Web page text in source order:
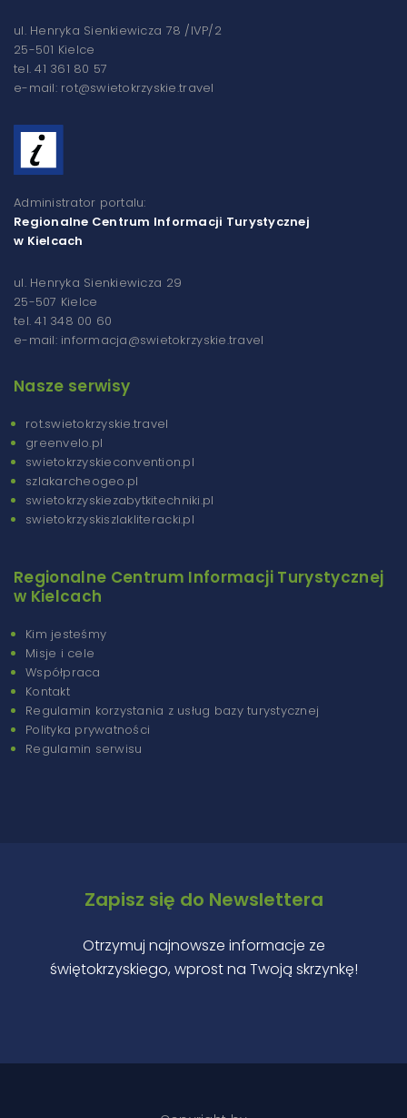
ul. Henryka Sienkiewicza 78 /IVP/2
25-501 Kielce
tel. 41 361 80 57
e-mail: rot@swietokrzyskie.travel
Administrator portalu:
Regionalne Centrum Informacji Turystycznej
w Kielcach
ul. Henryka Sienkiewicza 29
25-507 Kielce
tel. 41 348 00 60
e-mail: informacja@swietokrzyskie.travel
Nasze serwisy
rot.swietokrzyskie.travel
greenvelo.pl
swietokrzyskieconvention.pl
szlakarcheogeo.pl
swietokrzyskiezabytkitechniki.pl
swietokrzyskiszlakliteracki.pl
Regionalne Centrum Informacji Turystycznej
w Kielcach
Kim jesteśmy
Misje i cele
Współpraca
Kontakt
Regulamin korzystania z usług bazy turystycznej
Polityka prywatności
Regulamin serwisu
Zapisz się do Newslettera
Otrzymuj najnowsze informacje ze
świętokrzyskiego, wprost na Twoją skrzynkę!